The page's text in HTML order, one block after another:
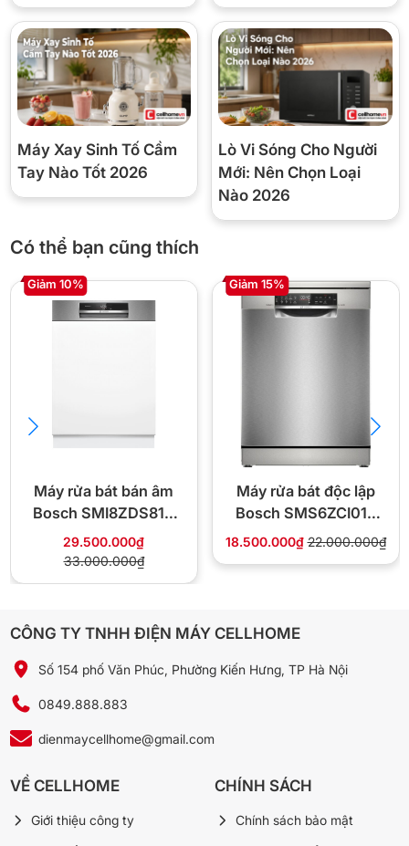
Công nghệ rửa – sấy
Công nghệ rửa nước nóng với nhiệt độ cao giúp đánh bay mọi vết
bẩn cứng đầu, kể cả dầu mỡ, đồng thời tiêu diệt vi khuẩn hiệu
quả, bảo vệ sức khỏe cho cả gia đình.
Bảng điều khiển
Máy Xay Sinh Tố Cầm
Tay Nào Tốt 2026
Lò Vi Sóng Cho Người
Mới: Nên Chọn Loại
Nào 2026
Có thể bạn cũng thích
Giảm 10%
Máy rửa bát bán âm
Bosch SMI8ZDS81T
Seri 8
29.500.000₫
33.000.000₫
Giảm 15%
Máy rửa bát độc lập
Bosch SMS6ZCI01P
Seri 6
18.500.000₫ 22.000.000₫
CÔNG TY TNHH ĐIỆN MÁY CELLHOME
Số 154 phố Văn Phúc, Phường Kiến Hưng, TP Hà Nội
0849.888.883
dienmaycellhome@gmail.com
VỀ CELLHOME
Giới thiệu công ty
CHÍNH SÁCH
Chính sách bảo mật